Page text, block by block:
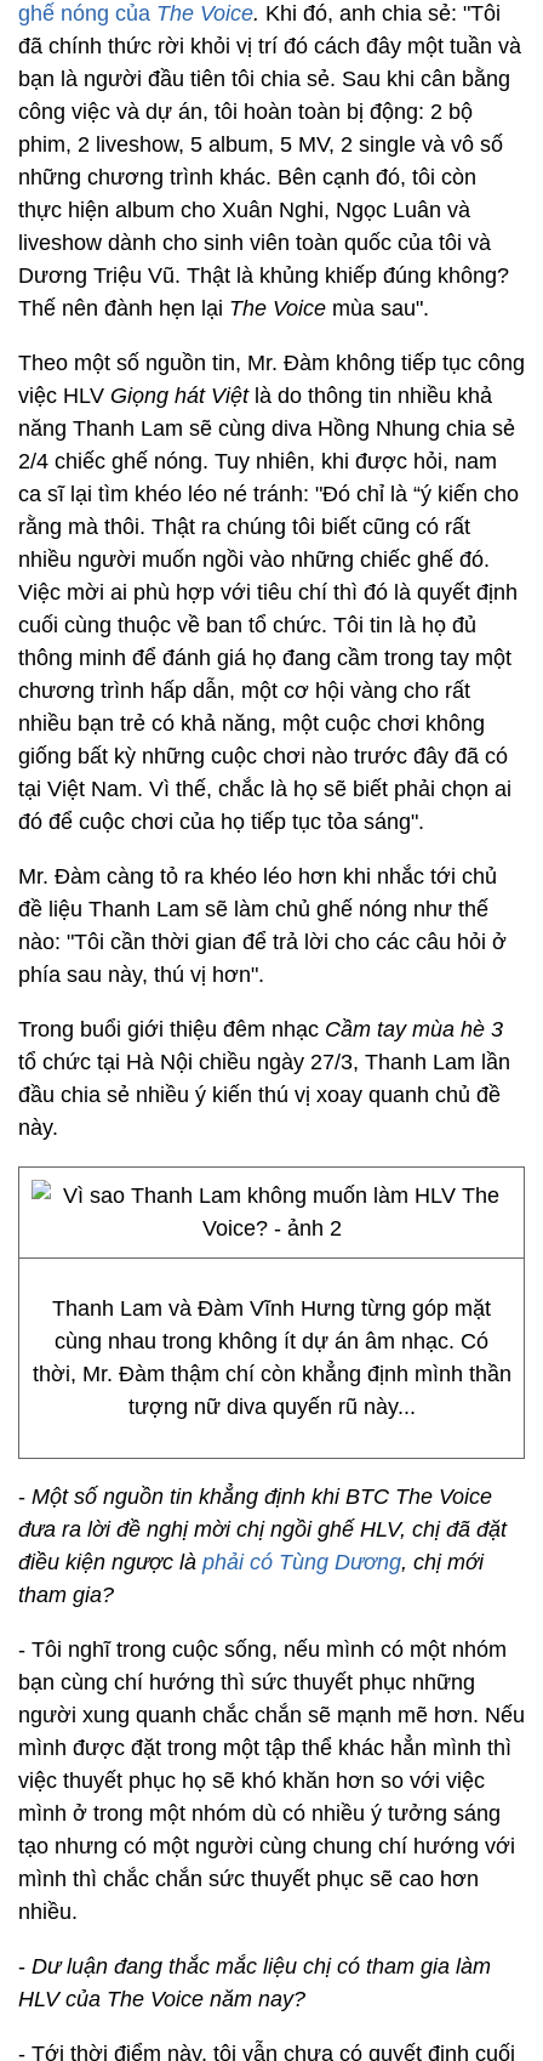
ghế nóng của The Voice. Khi đó, anh chia sẻ: "Tôi
đã chính thức rời khỏi vị trí đó cách đây một tuần và
bạn là người đầu tiên tôi chia sẻ. Sau khi cân bằng
công việc và dự án, tôi hoàn toàn bị động: 2 bộ
phim, 2 liveshow, 5 album, 5 MV, 2 single và vô số
những chương trình khác. Bên cạnh đó, tôi còn
thực hiện album cho Xuân Nghi, Ngọc Luân và
liveshow dành cho sinh viên toàn quốc của tôi và
Dương Triệu Vũ. Thật là khủng khiếp đúng không?
Thế nên đành hẹn lại The Voice mùa sau".
Theo một số nguồn tin, Mr. Đàm không tiếp tục công
việc HLV Giọng hát Việtlà do thông tin nhiều khả
năng Thanh Lam sẽ cùng diva Hồng Nhung chia sẻ
2/4 chiếc ghế nóng. Tuy nhiên, khi được hỏi, nam
ca sĩ lại tìm khéo léo né tránh: "Đó chỉ là “ý kiến cho
rằng mà thôi. Thật ra chúng tôi biết cũng có rất
nhiều người muốn ngồi vào những chiếc ghế đó.
Việc mời ai phù hợp với tiêu chí thì đó là quyết định
cuối cùng thuộc về ban tổ chức. Tôi tin là họ đủ
thông minh để đánh giá họ đang cầm trong tay một
chương trình hấp dẫn, một cơ hội vàng cho rất
nhiều bạn trẻ có khả năng, một cuộc chơi không
giống bất kỳ những cuộc chơi nào trước đây đã có
tại Việt Nam. Vì thế, chắc là họ sẽ biết phải chọn ai
đó để cuộc chơi của họ tiếp tục tỏa sáng".
Mr. Đàm càng tỏ ra khéo léo hơn khi nhắc tới chủ
đề liệu Thanh Lam sẽ làm chủ ghế nóng như thế
nào: "Tôi cần thời gian để trả lời cho các câu hỏi ở
phía sau này, thú vị hơn".
Trong buổi giới thiệu đêm nhạc Cầm tay mùa hè 3
tổ chức tại Hà Nội chiều ngày 27/3, Thanh Lam lần
đầu chia sẻ nhiều ý kiến thú vị xoay quanh chủ đề
này.
Thanh Lam và Đàm Vĩnh Hưng từng góp mặt
cùng nhau trong không ít dự án âm nhạc. Có
thời, Mr. Đàm thậm chí còn khẳng định mình thần
tượng nữ diva quyến rũ này...
- Một số nguồn tin khẳng định khi BTC The Voice
đưa ra lời đề nghị mời chị ngồi ghế HLV, chị đã đặt
điều kiện ngược là phải có Tùng Dương, chị mới
tham gia?
- Tôi nghĩ trong cuộc sống, nếu mình có một nhóm
bạn cùng chí hướng thì sức thuyết phục những
người xung quanh chắc chắn sẽ mạnh mẽ hơn. Nếu
mình được đặt trong một tập thể khác hẳn mình thì
việc thuyết phục họ sẽ khó khăn hơn so với việc
mình ở trong một nhóm dù có nhiều ý tưởng sáng
tạo nhưng có một người cùng chung chí hướng với
mình thì chắc chắn sức thuyết phục sẽ cao hơn
nhiều.
- Dư luận đang thắc mắc liệu chị có tham gia làm
HLV của The Voice năm nay?
- Tới thời điểm này, tôi vẫn chưa có quyết định cuối